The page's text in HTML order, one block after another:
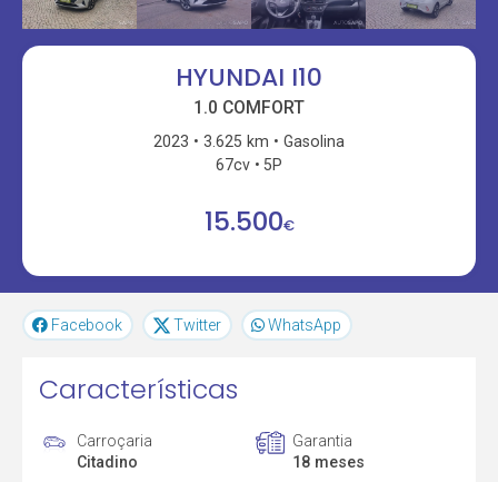
HYUNDAI I10
1.0 COMFORT
2023 3.625 km
Gasolina
67cv
5P
15.500€
Facebook Twitter WhatsApp
Características
Carroçaria
Citadino
Garantia
18 meses